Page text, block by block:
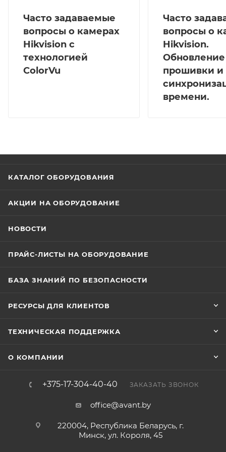
Часто задаваемые
вопросы о камерах
Hikvision с
технологией
ColorVu
Часто
вопросы о
Hikvision.
Обновление
прошивки и
времени.
КАТАЛОГ ОБОРУДОВАНИЯ
АКЦИИ НА ОБОРУДОВАНИЕ
НОВОСТИ
ПРАЙС-ЛИСТЫ НА ОБОРУДОВАНИЕ
БАЗА ЗНАНИЙ ПО БЕЗОПАСНОСТИ
РЕСУРСЫ ДЛЯ КЛИЕНТОВ
ТЕХНИЧЕСКАЯ ПОДДЕРЖКА
О КОМПАНИИ
+375-17-304-40-40 ЗАКАЗАТЬ ЗВОНОК
office@avant.by
220004, Республика Беларусь, г.
Минск, ул. Короля, 45